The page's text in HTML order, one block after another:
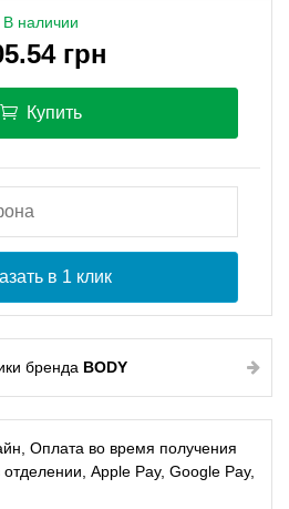
В наличии
грн
Купить
в 1 клик
бренда BODY
Оплата во время получения
Apple Pay, Google Pay,